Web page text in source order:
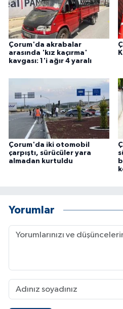
Çorum'da akrabalar
arasında 'kız kaçırma'
kavgası: 1'i ağır 4 yaralı
Çorum'da iki otomobil
çarpıştı, sürücüler yara
almadan kurtuldu
Yorumlar